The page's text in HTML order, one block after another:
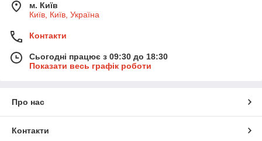
м. Київ
Київ, Київ, Україна
Контакти
Сьогодні працює з 09:30 до 18:30
Показати весь графік роботи
Про нас
Контакти